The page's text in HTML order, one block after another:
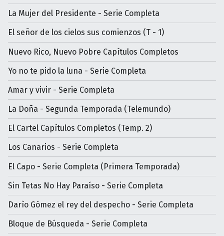
La Mujer del Presidente - Serie Completa
El señor de los cielos sus comienzos (T - 1)
Nuevo Rico, Nuevo Pobre Capítulos Completos
Yo no te pido la luna - Serie Completa
Amar y vivir - Serie Completa
La Doña - Segunda Temporada (Telemundo)
El Cartel Capítulos Completos (Temp. 2)
Los Canarios - Serie Completa
El Capo - Serie Completa (Primera Temporada)
Sin Tetas No Hay Paraíso - Serie Completa
Darìo Gómez el rey del despecho - Serie Completa
Bloque de Búsqueda - Serie Completa